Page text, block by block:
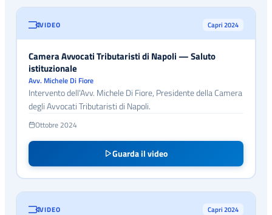
VIDEO Capri 2024
Camera Avvocati Tributaristi di Napoli — Saluto
istituzionale
Avv. Michele Di Fiore
Intervento dell'Avv. Michele Di Fiore, Presidente della Camera
degli Avvocati Tributaristi di Napoli.
Ottobre 2024
Guarda il video
VIDEO Capri 2024